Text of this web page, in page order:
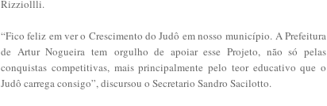
Rizziollli.
“Fico feliz em ver o Crescimento do Judô em nosso município. A Prefeitura
de Artur Nogueira tem orgulho de apoiar esse Projeto, não só pelas
conquistas competitivas, mais principalmente pelo teor educativo que o
Judô carrega consigo”, discursou o Secretario Sandro Sacilotto.